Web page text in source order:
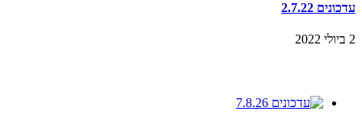
עדכונים 2.7.22
2 ביולי 2022